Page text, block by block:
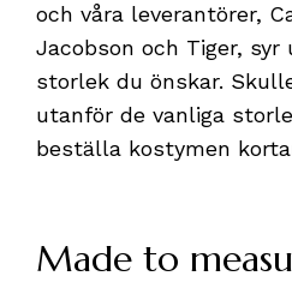
och våra leverantörer,
Jacobson och Tiger, syr
storlek du önskar.
utanför de vanliga
beställa kostymen
Made to